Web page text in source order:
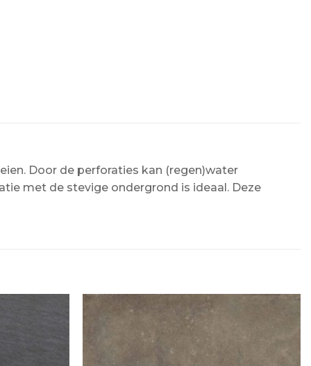
Door de perforaties kan (regen)water
met de stevige ondergrond is ideaal. Deze